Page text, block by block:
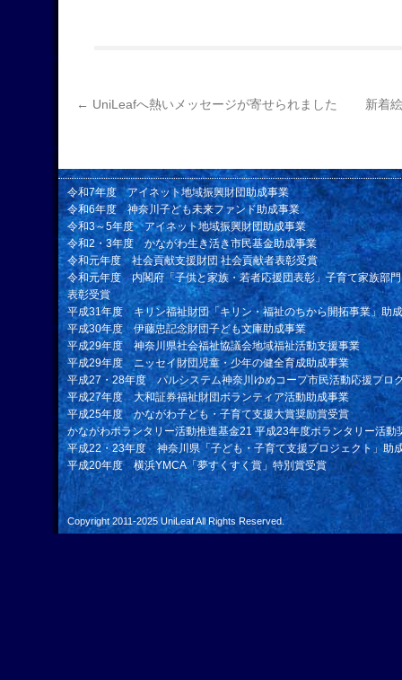
← UniLeafへ熱いメッセージが寄せられました 新着
令和7年度 アイネット地域振興財団助成事業
令和6年度 神奈川子ども未来ファンド助成事業
令和3～5年度 アイネット地域振興財団助成事業
令和2・3年度 かながわ生き活き市民基金助成事業
令和元年度 社会貢献支援財団 社会貢献者表彰受賞
令和元年度 内閣府「子供と家族・若者応援団表彰」子育て家族部
表彰受賞
平成31年度 キリン福祉財団「キリン・福祉のちから開拓事業」助
平成30年度 伊藤忠記念財団子ども文庫助成事業
平成29年度 神奈川県社会福祉協議会地域福祉活動支援事業
平成29年度 ニッセイ財団児童・少年の健全育成助成事業
平成27・28年度 パルシステム神奈川ゆめコープ市民活動応援プロ
平成27年度 大和証券福祉財団ボランティア活動助成事業
平成25年度 かながわ子ども・子育て支援大賞奨励賞受賞
かながわボランタリー活動推進基金21 平成23年度ボランタリー活動
平成22・23年度 神奈川県「子ども・子育て支援プロジェクト」助
平成20年度 横浜YMCA「夢すくすく賞」特別賞受賞
Copyright 2011-2025 UniLeafAll Rights Reserved.